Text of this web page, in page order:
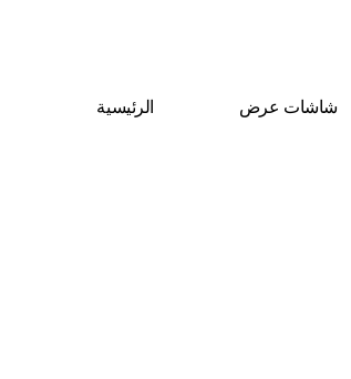
الرئيسية
شاشات عرض